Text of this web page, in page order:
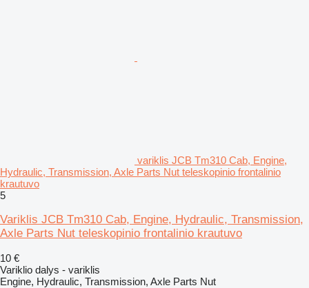
variklis JCB Tm310 Cab, Engine,
Hydraulic, Transmission, Axle Parts Nut teleskopinio frontalinio
krautuvo
5
Variklis JCB Tm310 Cab, Engine, Hydraulic, Transmission,
Axle Parts Nut teleskopinio frontalinio krautuvo
10 €
Variklio dalys - variklis
Engine, Hydraulic, Transmission, Axle Parts Nut